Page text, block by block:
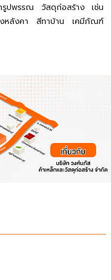
รูปพรรณ วัสดุก่อสร้าง เช่น
ลังคา สีทาบ้าน เคมีภัณฑ์